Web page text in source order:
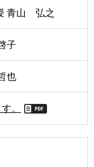
青山 弘之
子
也
。